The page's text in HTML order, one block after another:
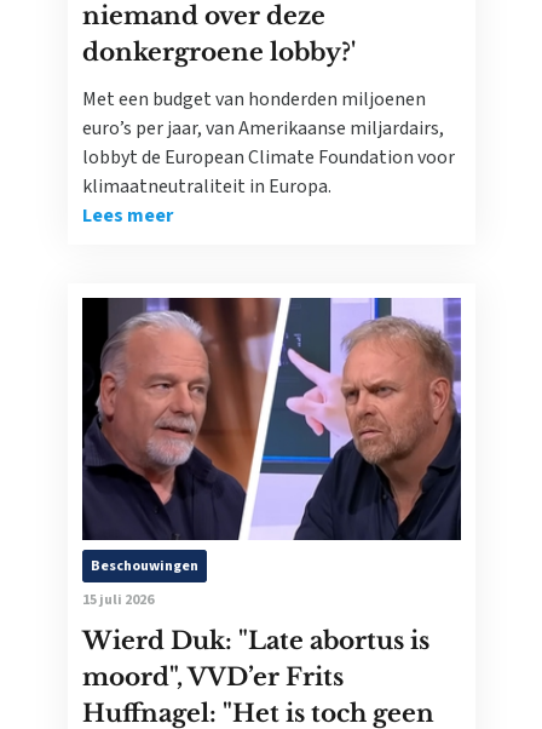
niemand over deze
donkergroene lobby?'
Met een budget van honderden miljoenen
euro’s per jaar, van Amerikaanse miljardairs,
lobbyt de European Climate Foundation voor
klimaatneutraliteit in Europa.
Lees meer
Beschouwingen
15 juli 2026
Wierd Duk: "Late abortus is
moord", VVD’er Frits
Huffnagel: "Het is toch geen